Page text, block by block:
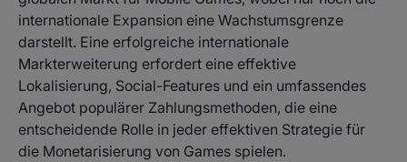
internationale Expansion eine Wachstumsgrenze
darstellt. Eine erfolgreiche internationale
Markterweiterung erfordert eine effektive
Lokalisierung, Social-Features und ein umfassendes
Angebot populärer Zahlungsmethoden, die eine
entscheidende Rolle in jeder effektiven Strategie für
die Monetarisierung von Games spielen.